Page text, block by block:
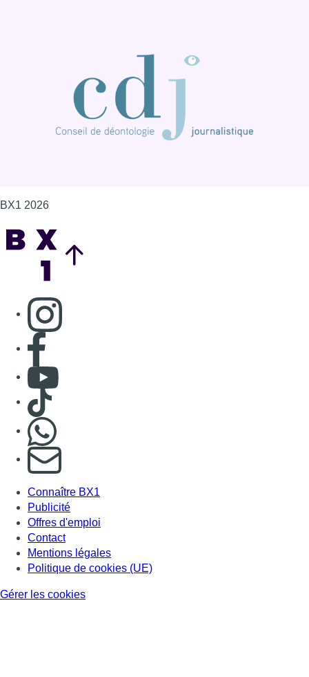
Consulter page Instagram
S'abonner à notre newsletter
Connaître BX1
Publicité
Offres d'emploi
Contact
Mentions légales
Politique de cookies (UE)
Gérer les cookies